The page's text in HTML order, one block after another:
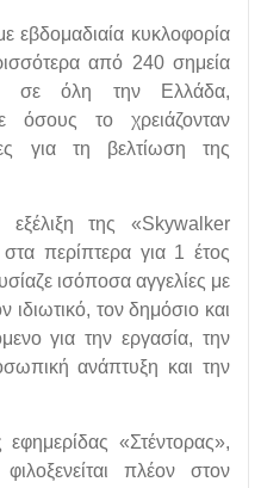
εβδομαδιαία κυκλοφορία
από 240 σημεία
σε όλη την Ελλάδα,
το χρειάζονταν
για τη βελτίωση της
εξέλιξη της «Skywalker
περίπτερα για 1 έτος
ισόποσα αγγελίες με
ιδιωτικό, τον δημόσιο και
για την εργασία, την
ανάπτυξη και την
«Στέντορας»,
πλέον στον